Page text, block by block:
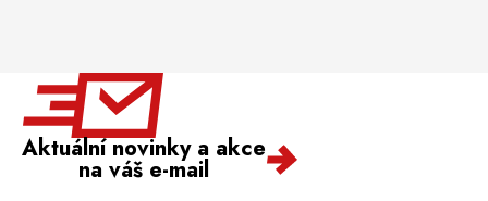
Aktuální novinky a akce
na váš e-mail